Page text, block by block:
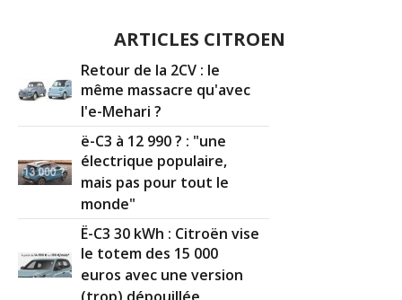
17/20
2.0 HDi 110 ch 291000 kms septembre
2001(0 )
19/20 2.0 HDi 110 ch 325000 , 2001
16/20 2.0 HDi 110 ch 186000 2003
ARTICLES CITROEN
Retour de la 2CV : le
même massacre qu'avec
l'e-Mehari ?
ë-C3 à 12 990 ? : "une
électrique populaire,
mais pas pour tout le
monde"
Ë-C3 30 kWh : Citroën vise
le totem des 15 000
euros avec une version